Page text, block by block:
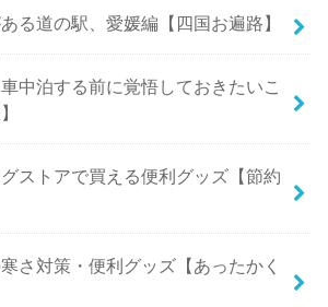
る道の駅、愛媛編【四国お遍路】
車中泊する前に覚悟しておきたいこ
グストアで買える便利グッズ【節約
さ対策・便利グッズ【あったかく